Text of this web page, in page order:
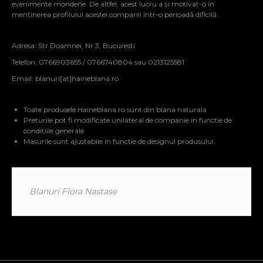
evenimente mondene. De altfel, acest lucru a și motivat-o în
menținerea profilului acestei companii într-o perioadă dificilă.
Adresa: Str Doamnei, Nr 3, Bucuresti
Telefon: 0766903655 / 0766740804 sau 0213125581
Email: blanuri[at]haineblana.ro
Toate produsele Haineblana.ro sunt din blana naturala
Preturile pot fi modificate unilateral de companie in functie de
conditiile generale
Masurile sunt ajustabile in functie de designul produsului.
Blanuri Flora Nastase